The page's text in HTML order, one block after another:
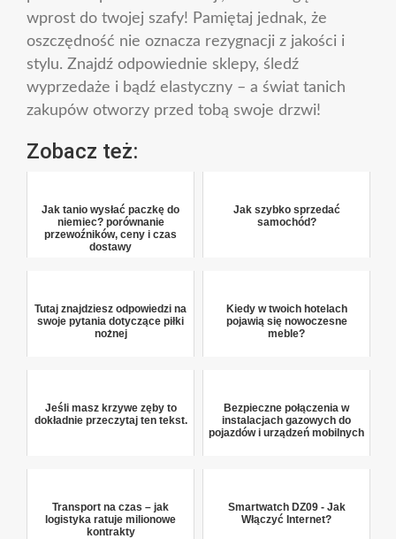
wprost do twojej szafy! Pamiętaj jednak, że
oszczędność nie oznacza rezygnacji z jakości i
stylu. Znajdź odpowiednie sklepy, śledź
wyprzedaże i bądź elastyczny – a świat tanich
zakupów otworzy przed tobą swoje drzwi!
Zobacz też:
Jak tanio wysłać paczkę do
niemiec? porównanie
przewoźników, ceny i czas
dostawy
Jak szybko sprzedać
samochód?
Tutaj znajdziesz odpowiedzi na
swoje pytania dotyczące piłki
nożnej
Kiedy w twoich hotelach
pojawią się nowoczesne
meble?
Jeśli masz krzywe zęby to
dokładnie przeczytaj ten tekst.
Bezpieczne połączenia w
instalacjach gazowych do
pojazdów i urządzeń mobilnych
Transport na czas – jak
logistyka ratuje milionowe
kontrakty
Smartwatch DZ09 - Jak
Włączyć Internet?